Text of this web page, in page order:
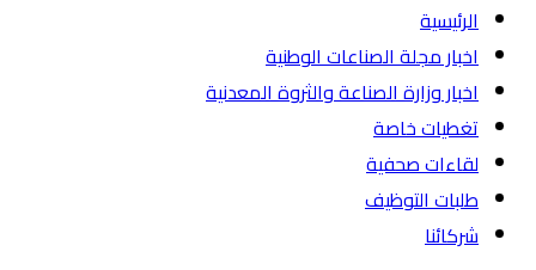
الرئيسية
اخبار مجلة الصناعات الوطنية
اخبار وزارة الصناعة والثروة المعدنية
تغطيات خاصة
لقاءات صحفية
طلبات التوظيف
شركائنا